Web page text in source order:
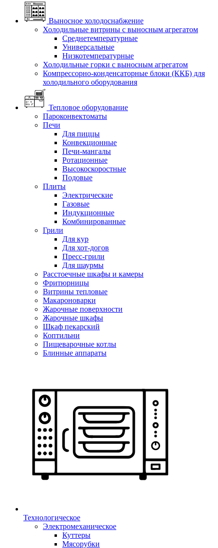
Выносное холодоснабжение
Холодильные витрины с выносным агрегатом
Среднетемпературные
Универсальные
Низкотемпературные
Холодильные горки с выносным агрегатом
Компрессорно-конденсаторные блоки (ККБ) для
холодильного оборудования
Тепловое оборудование
Пароконвектоматы
Печи
Для пиццы
Конвекционные
Печи-мангалы
Ротационные
Высокоскоростные
Подовые
Плиты
Электрические
Газовые
Индукционные
Комбинированные
Грили
Для кур
Для хот-догов
Пресс-грили
Для шаурмы
Расстоечные шкафы и камеры
Фритюрницы
Витрины тепловые
Макароноварки
Жарочные поверхности
Жарочные шкафы
Шкаф пекарский
Коптильни
Пищеварочные котлы
Блинные аппараты
Технологическое
Электромеханическое
Куттеры
Мясорубки